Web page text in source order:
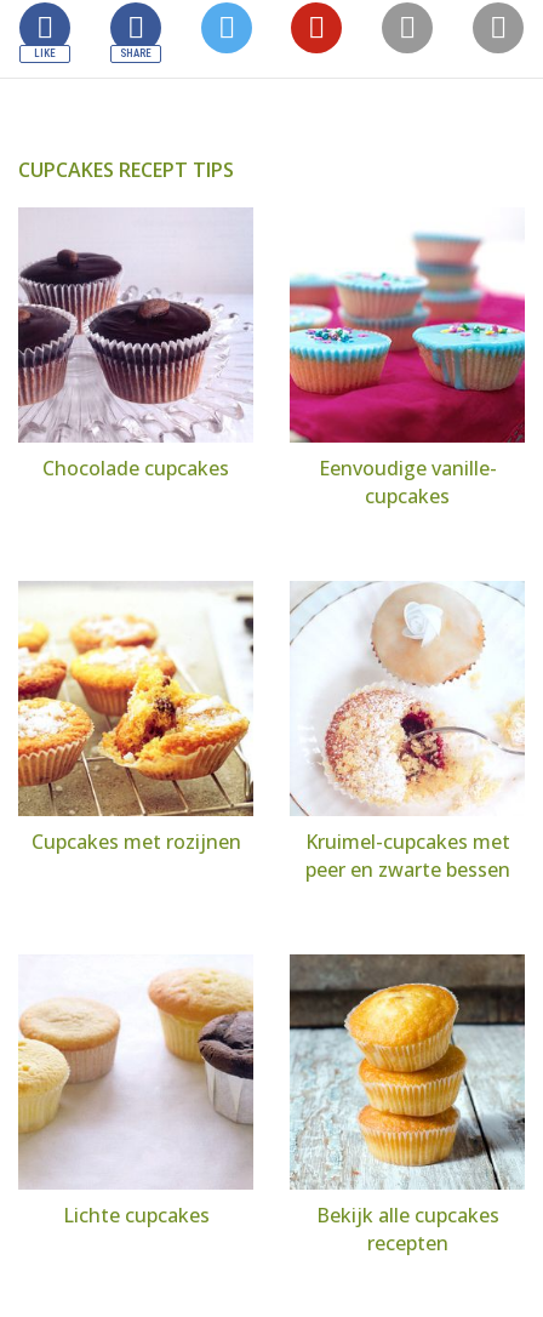
CUPCAKES RECEPT TIPS
Chocolade cupcakes
Eenvoudige vanille-
cupcakes
Cupcakes met rozijnen
Kruimel-cupcakes met
peer en zwarte bessen
Lichte cupcakes
Bekijk alle cupcakes
recepten